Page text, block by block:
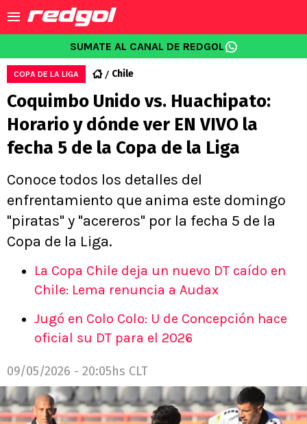
SUMATE AL CANAL DE REDGOL
COPA DE LA LIGA Chile
Coquimbo Unido vs. Huachipato:
Horario y dónde ver EN VIVO la
fecha 5 de la Copa de la Liga
Conoce todos los detalles del
enfrentamiento que anima este domingo
"piratas" y "acereros" por la fecha 5 de la
Copa de la Liga.
La Copa Chile deja un nuevo DT caído en
Chile: Lema renuncia a Audax
Jugó en Colo Colo: U de Concepción hace
oficial su DT para el 2026
09/05/2026 - 20:05hs CLT